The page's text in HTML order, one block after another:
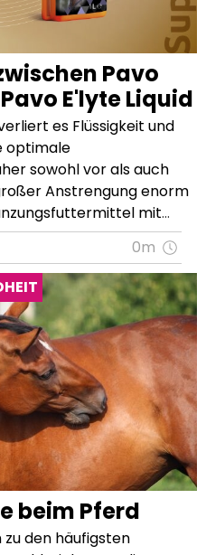
Pavo
E'lyte Liquid
kann dein Pferd einen ausreichenden Elektrolytvorrat anlegen. Hierdurch tritt ein Mangel weniger schnell auf. Neben einem effizienten Training unterstützt du mit einer optimalen Elektrolytfütterung auch die Ausdauer deines Pferdes. Stelle dabei sicher, dass dein Pferd stets Zugang zu frischem Wasser hat und genügend trinkt. Die Elektrolyte in Pavo E’lyte besitzen einen charakteristischen Geschmack. Manche Pferde müssen sich erst daran gewöhnen und fressen zu Beginn das Ergänzungsfutter vielleicht nicht ganz so gerne. Unser Tipp: Beginne am besten erst mit kleinen Mengen und erhöhe diese im Laufe der Zeit. Mische die Pellets einfach unter das Futter. Sollte dein Pferd wählerisch sein, vermenge E’lyte mit etwas Apfelmus oder Apfelsaft. Die Pellets kannst du auch unter eingeweichtes Futter wie z.B. einem Pavo Mash mischen. So frisst dein Pferd die Pellets und nimmt zusätzlich Flüssigkeit auf. Pavo E’lyte Liquid: Das Sportgetränk für eine schnelle Regeneration Pavo E’lyte ist ein flüssiges Elektrolytergänzungsfuttermittel, das alle wichtigen Körpersalze enthält. Es regt den Durst (Wasseraufnahme) an und stellt das Elektrolytgleichgewicht im Körper deines Pferdes wieder her. Für die bestmögliche Aufnahme der Elektrolyte ist Pavo E'lyte Liquid mit einem hohen Gehalt an Dextrose angereichert. Aber dieser Zusatz hat noch mehr Vorteile. E´lyte ist sehr schmackhaft, trägt positiv zur Regeneration der Muskeln bei und füllt die Energiespeicher auf, so dass dein Pferd nach dem Training schnell wieder fit und munter ist.Für welche Pferde ist Pavo ReHydrate geeignet? Pavo E'lyte Liquid hieß früher Pavo ReHydrate. Die Zusammensetzung von E´lyte Liquid hat sich minimal geändert, so dass es auch eine andere Farbe hat. Das Ergebnis ist selbstverständlich gleich geblieben. Wenn dein Pferd schwitzt, verliert es neben Flüssigkeit auch viele verschiedene Körpersalze, wie Natrium, Chlorid, Kalium, Magnesium und Calcium. Diese Körpersalze werden auch Elektrolyte genannt. Werden diese nicht rechtzeitig wieder zugeführt, drohen Dehydrierung und ein negativer Elektrolythaushalt, was zu verminderter Arbeits- und Leistungsbereitschaft, aber auch zu Muskelkrämpfen und Muskelermüdung führen kann. Fütterungsempfehlung für Pavo E'lyte Liquid Du kannst Pavo ReHydrate einfach im Trinkwasser auflösen, mit dem Futter vermischen oder direkt mit einer sauberen Spritze in das Maul geben. Beachte die Dosierungsvorschläge auf der Verpackung. Die Dosierung hängt von der Fütterungsmethode und Arbeitsintensität ab. Dein Pferd sollte uneingeschränkten Zugang zu frischem Wasser haben. Pavo ReHydrate ist sehr schmackhaft und wird daher von Pferden sehr gern gefressen. Pavo E’lyte auf einem Blick In der folgenden Tabelle findest du alle Gemeinsamkeiten und Unterschiede von Pavo E’lyte Pellets und Pavo E'lyte Liquid übersichtlich zusammengefasst. Pavo E'lyte Pellets Pavo E'lyte Liquid Darreichungsform Kleine Pellets Liquid Zusammensetzung Mit den Elektrolyten Natrium, Chlorid, Kalium sowie Magnesium. Mit den Elektrolyten Natrium, Chlorid, Kalium, Magnesium sowie Glukose. Geeignet Für Pferde und Ponys, die schwitzen. Für jede Disziplin geeignet. Für Pferde und Ponys nach (schwerer) Anstrengung. Bei Elektrolytverlust durch starkes Schwitzen. Vor, während und nach dem Transport. Für Pferde, die Symptome von Dehydrierung zeigen. Anwendungsziel Anreicherung von Körpersalzen nach sportlichen Leistungen und Schwitzen. Für eine optimale Ausdauer und Leistungsfähigkeit. Zur Fütterung vor und während Trainings- und Turnierphasen. Schnelle Regeneration nach schwerer Anstrengung. Schnelles Auffüllen von Elektrolyten, Flüssigkeit und Energie. Zur Fütterung nach intensiven Trainingseinheiten und Turnieren. Fütterungsmethode Separat oder unter das (eingeweichte) Kraftfutter gemischt verfüttern. Im Trinkwasser auflösen, unter das (eingeweichte) Kraftfutter mischen oder direkt ins Maul spritzen. Dosierungsvorchläge Bei leichter Arbeit: 100 g täglich. Bei intensiver Arbeit: 200 g täglich. Ponys benötigen die halbe Menge. Bei leichter Arbeit: 40 ml. Bei mittlerer Arbeit: 60 ml. Bei intensiver Arbeit, starkes Schwitzen und Dehydrierungssymptomen: 80 ml. Ponys benötigen die halbe Menge. Die Zugabe erfolgt direkt nach der Anstrengung. Fütterungsbeispiel von Pavo E’lyte Du hast ein Großpferd (600 kg) und nimmst mit ihm regelmäßig an Vi
0m
beim Pferd
betrachtet und beurteilt werden. Die diagnostische Therapie erfolgt mit Hilfe eines Antazidums, ein Medikament, das die Ausschüttung der Magensäure reguliert und die Magensäure neutralisiert. Dein Pferd erhält für einen gewissen Zeitraum das Medikament, das auch für die Therapie von Magengeschwüren eingesetzt wird. Sollten sich die Symptome sichtbar verbessern, ist ein Magengeschwür als Ursache sehr wahrscheinlich. Diese Methode wird dann gewählt, wenn eine Magenspiegelung bei deinem Pferd aus verschiedenen Gründen nicht möglich ist. Was sind die Ursachen von Magenproblemen bei Pferden? Die eine Ursache für die Entstehung von Magengeschwüren oder Magenschleimhautreizungen gibt es nicht. Es spielen aber sowohl genetische Faktoren, wie zum Beispiel die Rasse, der Blutanteil und das Interieur eine Rolle, als auch Umweltfaktoren. Zu den Hauptrisikofaktoren gehören besonders Fehler in der Fütterung, Haltung, und dem Training, aber auch Stress. Vor allem wenn die genetische Veranlagung Magenprobleme begünstigt, können Managementfehler und Stress schnell zum Problem werden. Genetik Prinzipiell werden Magenprobleme über alle Rassen, Geschlechter und Altersgrenzen hinweg beschrieben. Jedoch weiß man, dass gewisse Rassen, z.B. solche mit hohem Blutanteil, eine höhere Wahrscheinlichkeit haben, Magengeschwüre zu entwickeln, als z.B. Robustpferderassen. Auch Pferde, die wenig stressresistent sind und eine hohe Nervosität haben, sind eher von Magenproblemen betroffen als innerlich ruhige, gelassene Pferde. Fütterung Vor allem ein Mangel an Raufutter, zu viel stärkehaltiges Kraftfutter, verteilt auf wenige Portionen, Unruhe und Stress beim Fressen und zu lange Fresspausen (länger als 6 Stunden) werden für das Entstehen von Magengeschwüren bei Pferden verantwortlich gemacht. Durch die kontinuierlich produzierte und ausgeschüttete Magensäure wird das Milieu im Magen immer saurer, wenn nicht genügend Raufutter oder zu große Mengen an Stärke gefüttert werden. Dies beeinträchtigt nicht nur die Verdauung negativ, auch die Schutzschicht im drüsenhaltigen Magen kann beschädigt werden. Durch Bewegung schwappt die Magensäure auch immer wieder in den drüsenlosen Teil und kann so die Magenschleimhaut schädigen. Der niedrige pH-Wert von unter 2 sorgt hier für eine Art von Verbrennungswunden. Haltung, Stress und Verhalten Diese drei Schlagworte beschreiben einen großen Ursachenpool für die gravierenden Auswirkungen von Magengeschwüren. Eine nicht artgerechte Haltung mit wenig bis keinem Weide- und/oder Paddockgang, fehlende Sozialkontakte zu Artgenossen und eine unruhige, stressvolle Umgebung im Stall können Magengeschwüre begünstigen. Auch Stress beim Transport, Stallwechsel oder Überforderung bei der Arbeit sind Faktoren, welche die Magengesundheit und den Verdauungstrakt generell negativ beeinflussen. Stress führt dabei immer zu einer Ausschüttung von Cortisol und damit zur Verringerung der Abwehrkräfte der Magenschleimhaut durch eine verringerte Durchblutung. Dadurch kann es vermehrt zu Schädigungen im Magen kommen. Magengeschwüre spiegeln sich auch im Verhalten der Pferde wider, welches sich dadurch auch nachhaltig negativ verändern kann. Es können sich dadurch Verhaltensauffälligkeiten entwickeln, wie z.B. Koppen. Hier geht man davon aus, dass durch das Aufsetzen eine Art Kauen simuliert werden soll, um Speichel zu produzieren, welcher die Magensäure etwas puffern kann. Training und Wettkampf Im Pferdesport lassen sich intensives Training in Kombination mit Leistungsstress in akuten Phasen kaum vermeiden. Auch wenn dein Pferd optimal auf diese Situationen vorbereitet ist, können körperlicher und psychischer Stress entstehen. So steigt, selbst bei optimaler Haltung und Fütterung, mit der Intensität der Wettkampfteilnahme das Risiko auf die Entstehung von M